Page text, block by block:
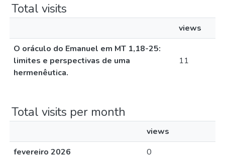
Total visits
views
O oráculo do Emanuel em MT 1,18-25:
limites e perspectivas de uma
hermenêutica.
11
Total visits per month
views
fevereiro 2026
0